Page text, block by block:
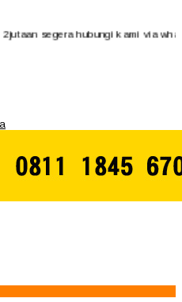
segera hubungi kami via